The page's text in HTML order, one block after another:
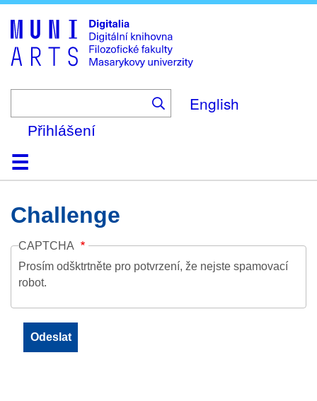
to
main
content
English
Přihlášení
DomůKolekce
Prohlížení
Vyhledávání
O platformě
Nápověda
KontaktDigitalia
Challenge
CAPTCHA
Prosím odšktrtněte pro potvrzení, že nejste spamovací
robot.